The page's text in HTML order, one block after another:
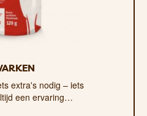
met een
voor mensen
extra's nodig – iets
een ervaring…